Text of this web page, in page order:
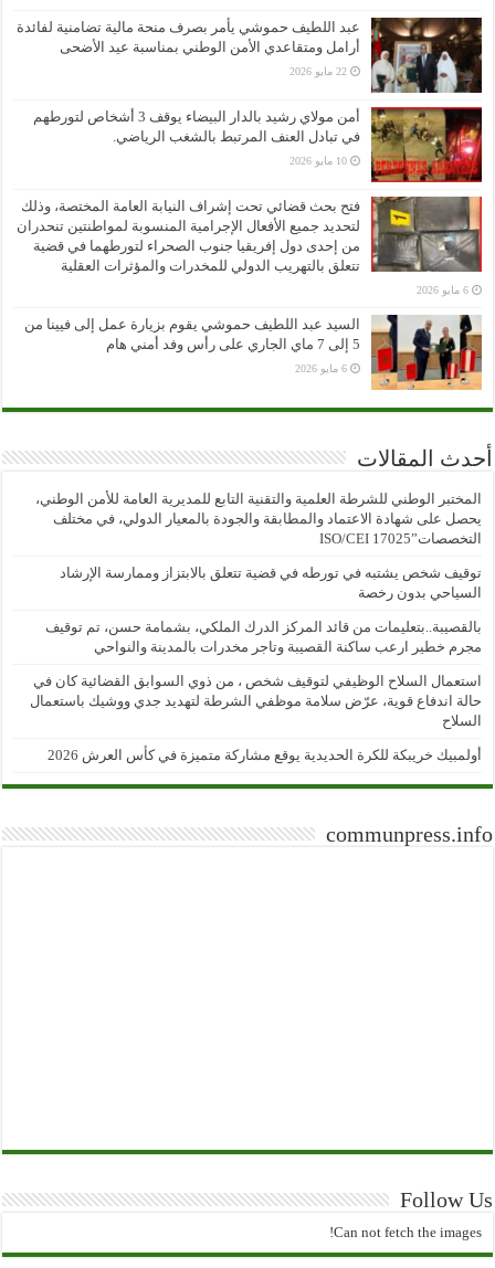
عبد اللطيف حموشي يأمر بصرف منحة مالية تضامنية لفائدة
أرامل ومتقاعدي الأمن الوطني بمناسبة عيد الأضحى
22 مايو 2026
أمن مولاي رشيد بالدار البيضاء يوقف 3 أشخاص لتورطهم
في تبادل العنف المرتبط بالشغب الرياضي.
10 مايو 2026
فتح بحث قضائي تحت إشراف النيابة العامة المختصة، وذلك
لتحديد جميع الأفعال الإجرامية المنسوبة لمواطنتين تنحدران
من إحدى دول إفريقيا جنوب الصحراء لتورطهما في قضية
تتعلق بالتهريب الدولي للمخدرات والمؤثرات العقلية
6 مايو 2026
السيد عبد اللطيف حموشي يقوم بزيارة عمل إلى فيينا من
5 إلى 7 ماي الجاري على رأس وفد أمني هام
6 مايو 2026
أحدث المقالات
المختبر الوطني للشرطة العلمية والتقنية التابع للمديرية العامة للأمن الوطني،
يحصل على شهادة الاعتماد والمطابقة والجودة بالمعيار الدولي، في مختلف
التخصصات”ISO/CEI 17025
توقيف شخص يشتبه في تورطه في قضية تتعلق بالابتزاز وممارسة الإرشاد
السياحي بدون رخصة
بالقصيبة..بتعليمات من قائد المركز الدرك الملكي، بشمامة حسن، تم توقيف
مجرم خطير ارعب ساكنة القصيبة وتاجر مخدرات بالمدينة والنواحي
استعمال السلاح الوظيفي لتوقيف شخص ، من ذوي السوابق القضائية كان في
حالة اندفاع قوية، عرّض سلامة موظفي الشرطة لتهديد جدي ووشيك باستعمال
السلاح
أولمبيك خريبكة للكرة الحديدية يوقع مشاركة متميزة في كأس العرش 2026
communpress.info
Follow Us
Can not fetch the images!